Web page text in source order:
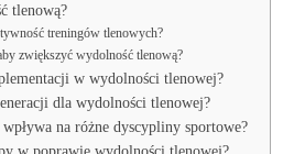
tlenową?
treningów tlenowych?
zwiększyć wydolność tlenową?
w wydolności tlenowej?
dla wydolności tlenowej?
na różne dyscypliny sportowe?